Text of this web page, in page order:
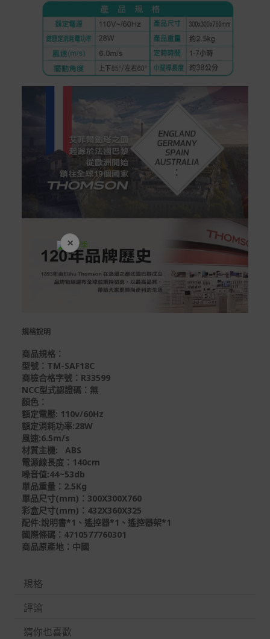
規格說明
商品規格：
型號：TM-SAF18C
商檢合格字號：R33599
NCC型式認證碼：無
顏色：
額定電壓: 110v/60Hz
額定消耗功率:28W
風速:6.5m/s
材質主機: ABS
電源線長度：140cm
噪音值:44~53db
單品重量：2.5Kg
單品尺寸(mm)：300X300X760
彩盒尺寸(mm)：432X360X325
配件:說明書*1、遙控器*1、遙控器架*1
國際條碼：4710577760301
商品原產地：中國
規格
評論
猜你也喜歡
× 開學裝備全面降價